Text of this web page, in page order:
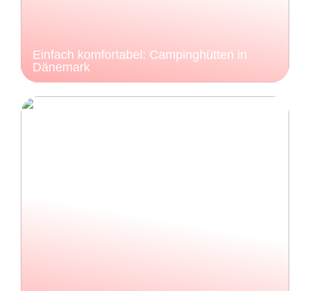
Einfach komfortabel: Campinghütten in
Dänemark